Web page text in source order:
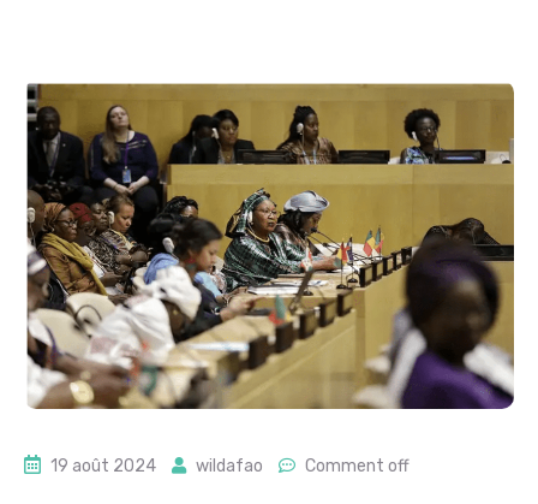
19 août 2024 wildafao Comment off